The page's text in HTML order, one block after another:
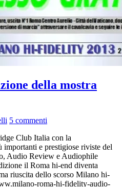
della mostra
5 commenti
Club Italia con la
e prestigiose riviste del
Audio Review e Audiophile
il Roma hi-end diventa
riuscita dello scorso Milano hi-
roma-hi-fidelity-audio-